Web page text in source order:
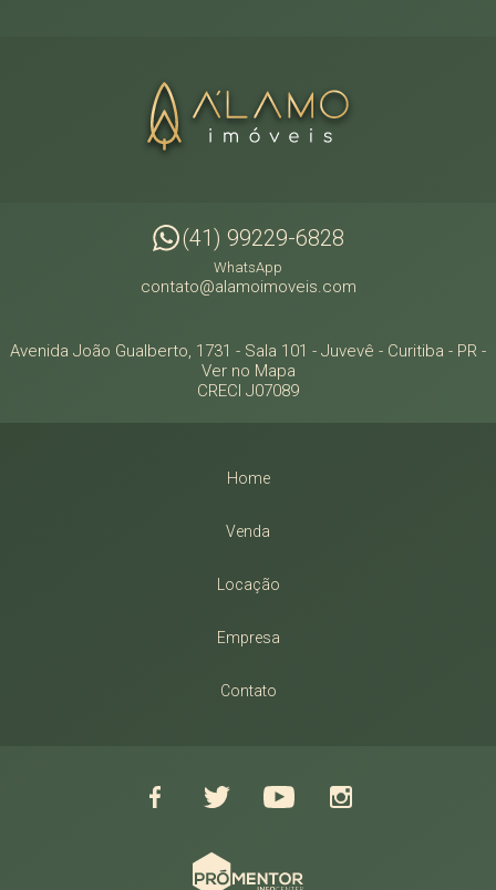
(41) 99229-6828
WhatsApp
contato@alamoimoveis.com
Avenida João Gualberto, 1731 - Sala 101 - Juvevê - Curitiba - PR -
Ver no Mapa
CRECI J07089
Home
Venda
Locação
Empresa
Contato